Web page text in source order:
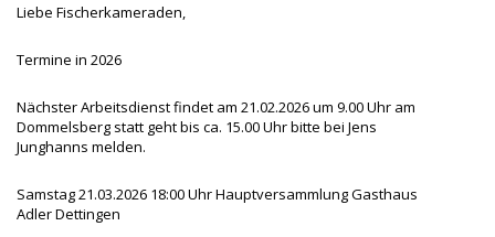
Liebe Fischerkameraden,
Termine in 2026
Nächster Arbeitsdienst findet am 21.02.2026 um 9.00 Uhr am
Dommelsberg statt geht bis ca. 15.00 Uhr bitte bei Jens
Junghanns melden.
Samstag 21.03.2026 18:00 Uhr Hauptversammlung Gasthaus
Adler Dettingen